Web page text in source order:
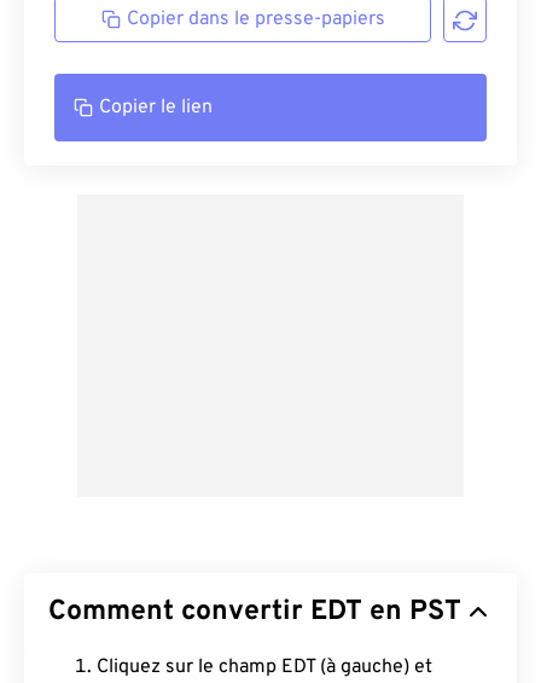
Copier dans le presse-papiers
Copier le lien
Comment convertir EDT en PST
Cliquez sur le champ EDT (à gauche) et